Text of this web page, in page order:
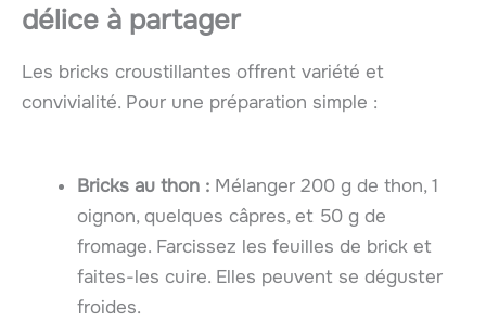
délice à partager
Les bricks croustillantes offrent variété et
convivialité. Pour une préparation simple :
Bricks au thon : Mélanger 200 g de thon, 1
oignon, quelques câpres, et 50 g de
fromage. Farcissez les feuilles de brick et
faites-les cuire. Elles peuvent se déguster
froides.